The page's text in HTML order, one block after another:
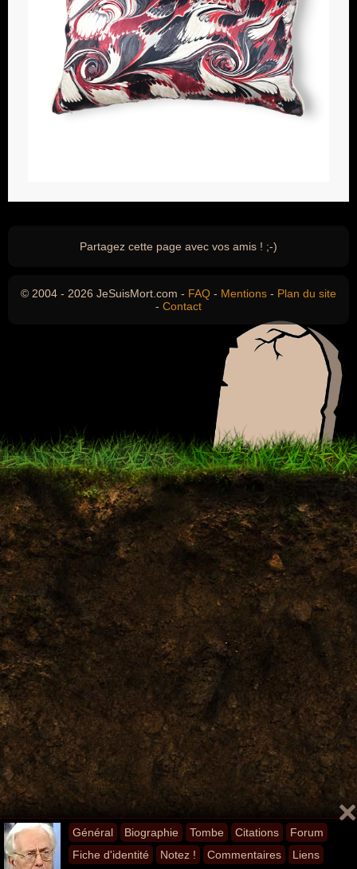
Général Biographie Tombe Citations
Forum
Fiche d'identité
Notez ! Commentaires Liens
Partagez cette page avec vos amis ! ;-)
© 2004 - 2026 JeSuisMort.com - FAQ - Mentions - Plan du site
- Contact